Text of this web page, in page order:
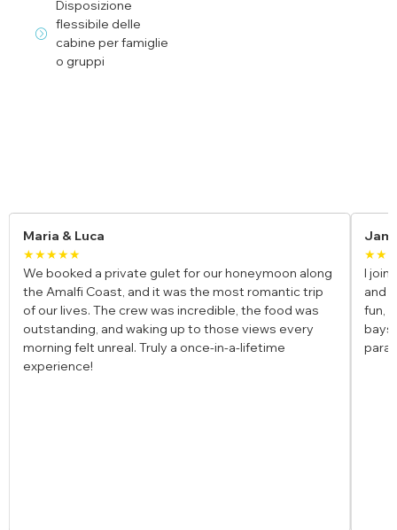
Disposizione
flessibile delle
cabine per famiglie
o gruppi
gulet for our honeymoon along
it was the most romantic trip
was incredible, the food was
up to those views every
Truly a once-in-a-lifetime
I joined a cabin charter in
and it exceeded my
fun, the gulet was
bays made it feel like we
paradise. Already